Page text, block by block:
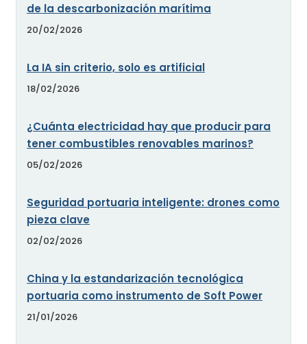
de la descarbonización marítima
20/02/2026
La IA sin criterio, solo es artificial
18/02/2026
¿Cuánta electricidad hay que producir para
tener combustibles renovables marinos?
05/02/2026
Seguridad portuaria inteligente: drones como
pieza clave
02/02/2026
China y la estandarización tecnológica
portuaria como instrumento de Soft Power
21/01/2026